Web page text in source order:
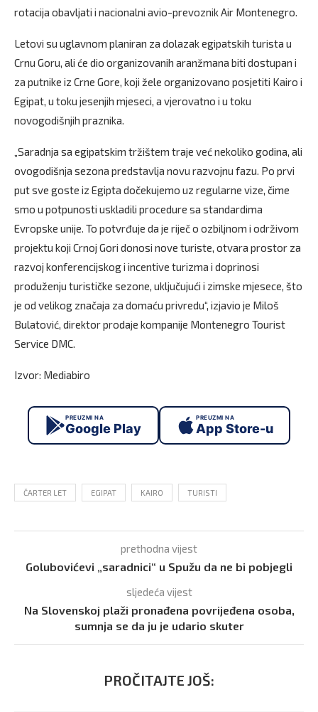
rotacija obavljati i nacionalni avio-prevoznik Air Montenegro.
Letovi su uglavnom planiran za dolazak egipatskih turista u
Crnu Goru, ali će dio organizovanih aranžmana biti dostupan i
za putnike iz Crne Gore, koji žele organizovano posjetiti Kairo i
Egipat, u toku jesenjih mjeseci, a vjerovatno i u toku
novogodišnjih praznika.
„Saradnja sa egipatskim tržištem traje već nekoliko godina, ali
ovogodišnja sezona predstavlja novu razvojnu fazu. Po prvi
put sve goste iz Egipta dočekujemo uz regularne vize, čime
smo u potpunosti uskladili procedure sa standardima
Evropske unije. To potvrđuje da je riječ o ozbiljnom i održivom
projektu koji Crnoj Gori donosi nove turiste, otvara prostor za
razvoj konferencijskog i incentive turizma i doprinosi
produženju turističke sezone, uključujući i zimske mjesece, što
je od velikog značaja za domaću privredu“, izjavio je Miloš
Bulatović, direktor prodaje kompanije Montenegro Tourist
Service DMC.
Izvor: Mediabiro
PREUZMI NA
Google Play
PREUZMI NA
App Store-u
ČARTER LET EGIPAT KAIRO TURISTI
prethodna vijest
Golubovićevi „saradnici“ u Spužu da ne bi pobjegli
sljedeća vijest
Na Slovenskoj plaži pronađena povrijeđena osoba,
sumnja se da ju je udario skuter
PROČITAJTE JOŠ: